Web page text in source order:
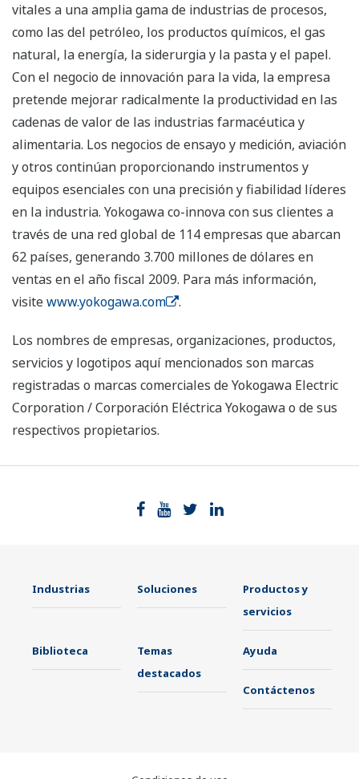
vitales a una amplia gama de industrias de procesos,
como las del petróleo, los productos químicos, el gas
natural, la energía, la siderurgia y la pasta y el papel.
Con el negocio de innovación para la vida, la empresa
pretende mejorar radicalmente la productividad en las
cadenas de valor de las industrias farmacéutica y
alimentaria. Los negocios de ensayo y medición, aviación
y otros continúan proporcionando instrumentos y
equipos esenciales con una precisión y fiabilidad líderes
en la industria. Yokogawa co-innova con sus clientes a
través de una red global de 114 empresas que abarcan
62 países, generando 3.700 millones de dólares en
ventas en el año fiscal 2009. Para más información,
visitewww.yokogawa.com .
Los nombres de empresas, organizaciones, productos,
servicios y logotipos aquí mencionados son marcas
registradas o marcas comerciales de Yokogawa Electric
Corporation / Corporación Eléctrica Yokogawa o de sus
respectivos propietarios.
Industrias Soluciones
Productos y
servicios
Biblioteca
Temas
destacados
Ayuda
Contáctenos